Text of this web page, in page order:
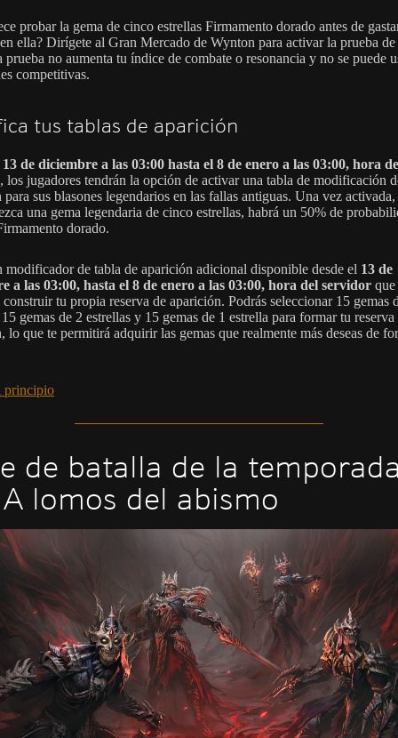
probar la gema de cinco estrellas Firmamento dorado antes de
ella? Dirígete al Gran Mercado de Wynton para activar la prueba de
prueba no aumenta tu índice de combate o resonancia y no se puede
competitivas.
tus tablas de aparición
13 de diciembre a las 03:00 hasta el 8 de enero a las 03:00, hora
, los jugadores tendrán la opción de activar una tabla de modificación
para sus blasones legendarios en las fallas antiguas. Una vez
una gema legendaria de cinco estrellas, habrá un 50% de
dorado.
modificador de tabla de aparición adicional disponible desde el 13 de
a las 03:00, hasta el 8 de enero a las 03:00, hora del servidor que
tu propia reserva de aparición. Podrás seleccionar 15 gemas
gemas de 2 estrellas y 15 gemas de 1 estrella para formar tu reserva
lo que te permitirá adquirir las gemas que realmente más deseas de
principio
de batalla de la
lomos del abismo